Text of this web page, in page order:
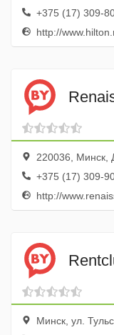
+375 (17) 309-
http://
220036, Минск,
+375 (17) 309-
http://
Минск, ул.